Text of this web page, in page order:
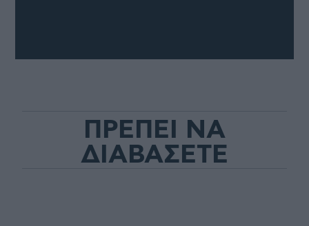
ΠΡΕΠΕΙ ΝΑ
ΔΙΑΒΑΣΕΤΕ